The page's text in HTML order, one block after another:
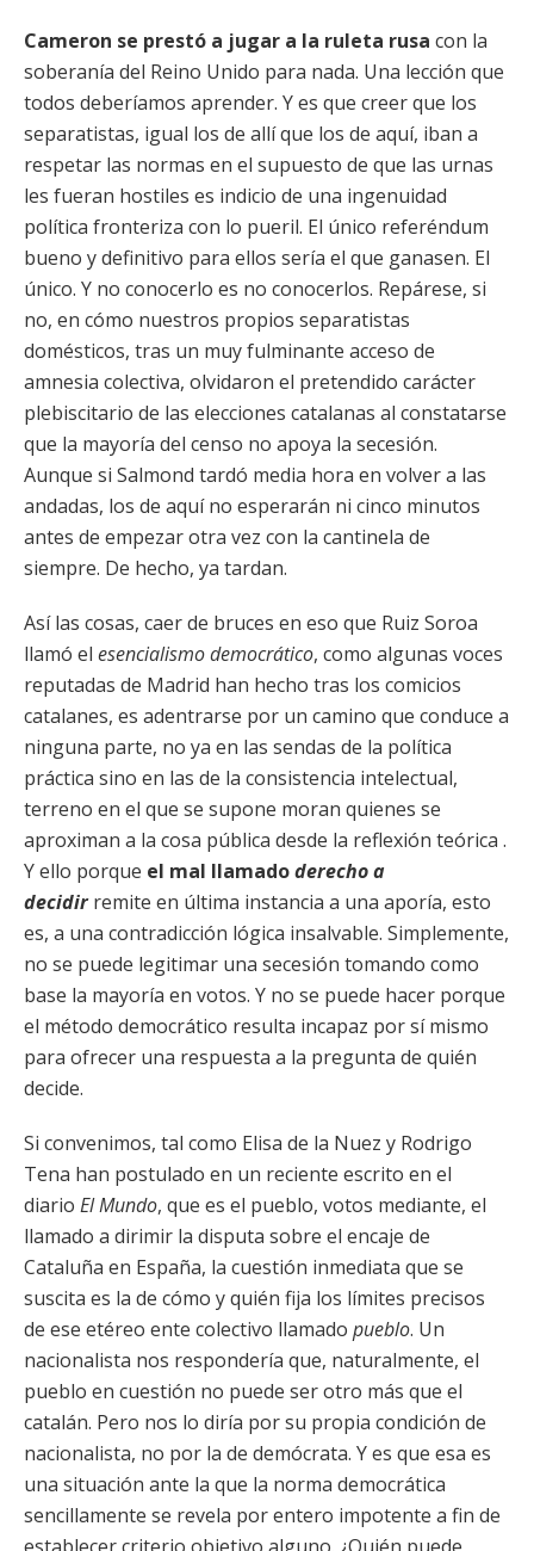
Cameron se prestó a jugar a la ruleta rusa con la
soberanía del Reino Unido para nada. Una lección que
todos deberíamos aprender. Y es que creer que los
separatistas, igual los de allí que los de aquí, iban a
respetar las normas en el supuesto de que las urnas
les fueran hostiles es indicio de una ingenuidad
política fronteriza con lo pueril. El único referéndum
bueno y definitivo para ellos sería el que ganasen. El
único. Y no conocerlo es no conocerlos. Repárese, si
no, en cómo nuestros propios separatistas
domésticos, tras un muy fulminante acceso de
amnesia colectiva, olvidaron el pretendido carácter
plebiscitario de las elecciones catalanas al constatarse
que la mayoría del censo no apoya la secesión.
Aunque si Salmond tardó media hora en volver a las
andadas, los de aquí no esperarán ni cinco minutos
antes de empezar otra vez con la cantinela de
siempre. De hecho, ya tardan.
Así las cosas, caer de bruces en eso que Ruiz Soroa
llamó el esencialismo democrático, como algunas voces
reputadas de Madrid han hecho tras los comicios
catalanes, es adentrarse por un camino que conduce a
ninguna parte, no ya en las sendas de la política
práctica sino en las de la consistencia intelectual,
terreno en el que se supone moran quienes se
aproximan a la cosa pública desde la reflexión teórica .
Y ello porque el mal llamadoderecho a
decidirremite en última instancia a una aporía, esto
es, a una contradicción lógica insalvable. Simplemente,
no se puede legitimar una secesión tomando como
base la mayoría en votos. Y no se puede hacer porque
el método democrático resulta incapaz por sí mismo
para ofrecer una respuesta a la pregunta de quién
decide.
Si convenimos, tal como Elisa de la Nuez y Rodrigo
Tena han postulado en un reciente escrito en el
diario El Mundo, que es el pueblo, votos mediante, el
llamado a dirimir la disputa sobre el encaje de
Cataluña en España, la cuestión inmediata que se
suscita es la de cómo y quién fija los límites precisos
de ese etéreo ente colectivo llamado pueblo. Un
nacionalista nos respondería que, naturalmente, el
pueblo en cuestión no puede ser otro más que el
catalán. Pero nos lo diría por su propia condición de
nacionalista, no por la de demócrata. Y es que esa es
una situación ante la que la norma democrática
sencillamente se revela por entero impotente a fin de